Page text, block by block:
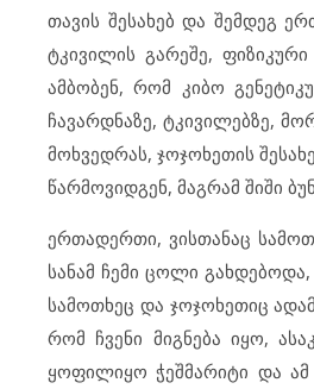
თავის შესახებ და შემდეგ
ტკივილის გარეშე,
ამბობენ, რომ კიბო
ჩავარდნაზე, ტკივილებზე,
მოხვედრას, ჯოჯოხეთის
წარმოვიდგენ, მაგრამ შიში
ერთადერთი, ვისთანაც
სანამ ჩემი ცოლი
სამოთხეც და ჯოჯოხეთიც
რომ ჩვენი მიგნება იყო,
ყოფილიყო ჭეშმარიტი და ამ